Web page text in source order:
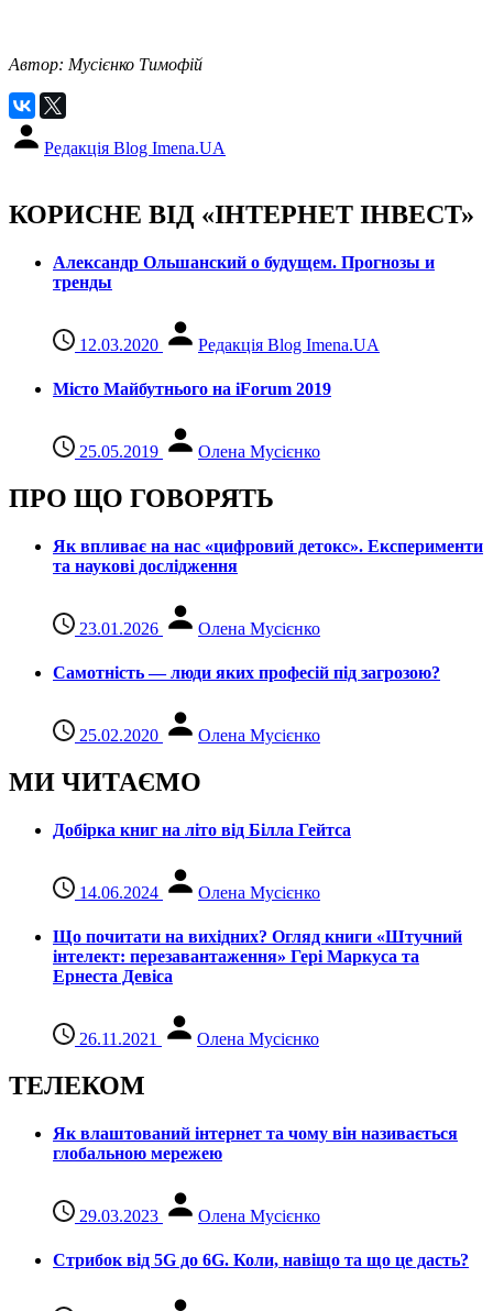
Автор: Мусієнко Тимофій
Редакція Blog Imena.UA
КОРИСНЕ ВІД «ІНТЕРНЕТ ІНВЕСТ»
Александр Ольшанский о будущем. Прогнозы и
тренды
12.03.2020 Редакція Blog Imena.UA
Місто Майбутнього на iForum 2019
25.05.2019 Олена Мусієнко
ПРО ЩО ГОВОРЯТЬ
Як впливає на нас «цифровий детокс». Експерименти
та наукові дослідження
23.01.2026 Олена Мусієнко
Самотність — люди яких професій під загрозою?
25.02.2020 Олена Мусієнко
МИ ЧИТАЄМО
Добірка книг на літо від Білла Гейтса
14.06.2024 Олена Мусієнко
Що почитати на вихідних? Огляд книги «Штучний
інтелект: перезавантаження» Гері Маркуса та
Ернеста Девіса
26.11.2021 Олена Мусієнко
ТЕЛЕКОМ
Як влаштований інтернет та чому він називається
глобальною мережею
29.03.2023 Олена Мусієнко
Стрибок від 5G до 6G. Коли, навіщо та що це даcть?